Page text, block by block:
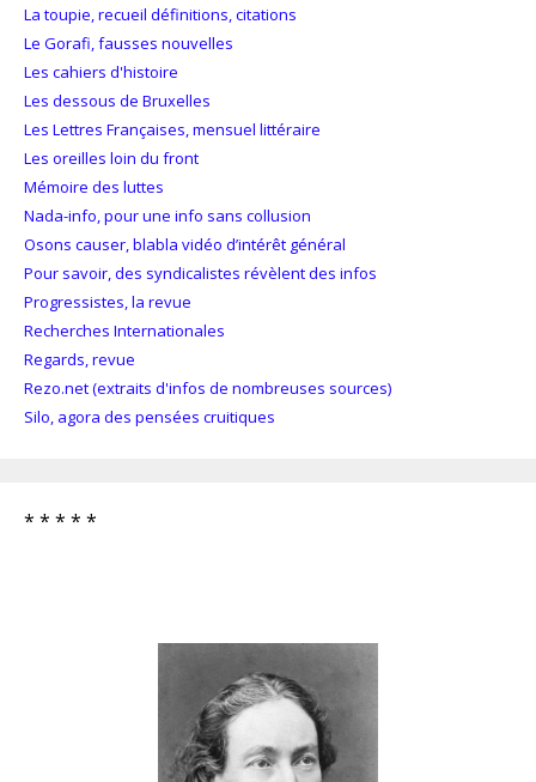
La toupie, recueil définitions, citations
Le Gorafi, fausses nouvelles
Les cahiers d'histoire
Les dessous de Bruxelles
Les Lettres Françaises, mensuel littéraire
Les oreilles loin du front
Mémoire des luttes
Nada-info, pour une info sans collusion
Osons causer, blabla vidéo d’intérêt général
Pour savoir, des syndicalistes révèlent des infos
Progressistes, la revue
Recherches Internationales
Regards, revue
Rezo.net (extraits d'infos de nombreuses sources)
Silo, agora des pensées cruitiques
* * * * *